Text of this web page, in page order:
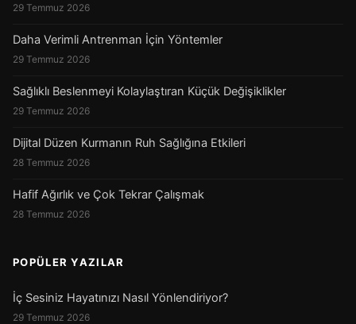
29 Temmuz 2026
Daha Verimli Antrenman İçin Yöntemler
29 Temmuz 2026
Sağlıklı Beslenmeyi Kolaylaştıran Küçük Değişiklikler
29 Temmuz 2026
Dijital Düzen Kurmanın Ruh Sağlığına Etkileri
28 Temmuz 2026
Hafif Ağırlık ve Çok Tekrar Çalışmak
28 Temmuz 2026
POPÜLER YAZILAR
İç Sesiniz Hayatınızı Nasıl Yönlendiriyor?
29 Temmuz 2026